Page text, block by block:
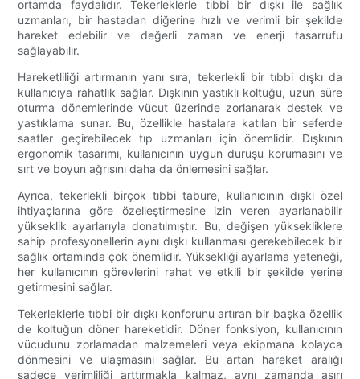
ortamda faydalıdır. Tekerleklerle tıbbi bir dışkı ile sağlık
uzmanları, bir hastadan diğerine hızlı ve verimli bir şekilde
hareket edebilir ve değerli zaman ve enerji tasarrufu
sağlayabilir.
Hareketliliği artırmanın yanı sıra, tekerlekli bir tıbbi dışkı da
kullanıcıya rahatlık sağlar. Dışkının yastıklı koltuğu, uzun süre
oturma dönemlerinde vücut üzerinde zorlanarak destek ve
yastıklama sunar. Bu, özellikle hastalara katılan bir seferde
saatler geçirebilecek tıp uzmanları için önemlidir. Dışkının
ergonomik tasarımı, kullanıcının uygun duruşu korumasını ve
sırt ve boyun ağrısını daha da önlemesini sağlar.
Ayrıca, tekerlekli birçok tıbbi tabure, kullanıcının dışkı özel
ihtiyaçlarına göre özelleştirmesine izin veren ayarlanabilir
yükseklik ayarlarıyla donatılmıştır. Bu, değişen yüksekliklere
sahip profesyonellerin aynı dışkı kullanması gerekebilecek bir
sağlık ortamında çok önemlidir. Yüksekliği ayarlama yeteneği,
her kullanıcının görevlerini rahat ve etkili bir şekilde yerine
getirmesini sağlar.
Tekerleklerle tıbbi bir dışkı konforunu artıran bir başka özellik
de koltuğun döner hareketidir. Döner fonksiyon, kullanıcının
vücudunu zorlamadan malzemeleri veya ekipmana kolayca
dönmesini ve ulaşmasını sağlar. Bu artan hareket aralığı
sadece verimliliği arttırmakla kalmaz, aynı zamanda aşırı